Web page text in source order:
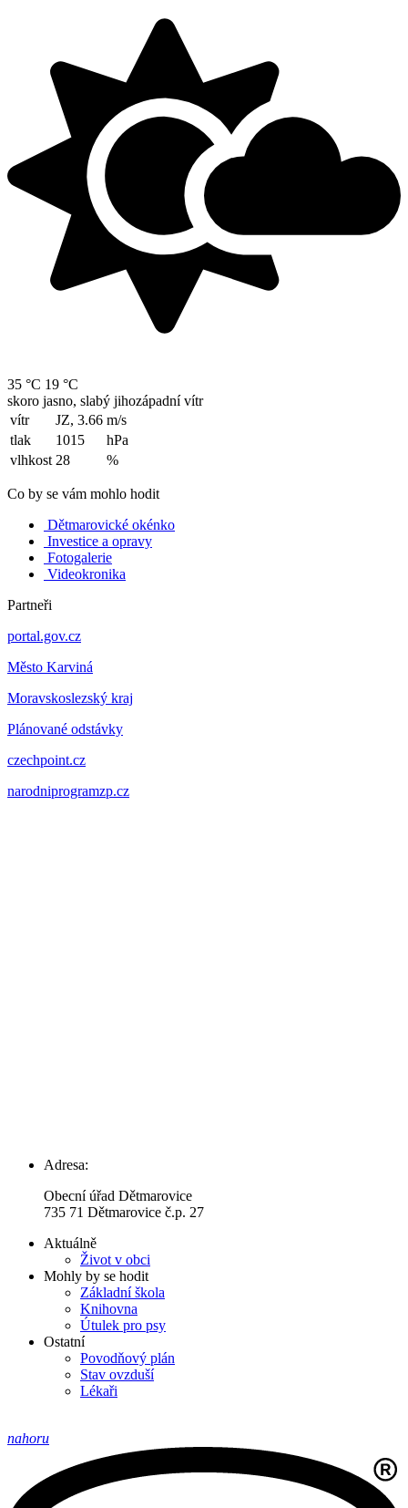
35 °C 19 °C
skoro jasno, slabý jihozápadní vítr
vítr
JZ, 3.66 m/s
tlak
1015
hPa
vlhkost 28 %
Co by se vám mohlo hodit
Dětmarovické okénko
Investice a opravy
Fotogalerie
Videokronika
Partneři
portal.gov.cz
Město Karviná
Moravskoslezský kraj
Plánované odstávky
czechpoint.cz
narodniprogramzp.cz
Adresa:
Obecní úřad Dětmarovice
735 71 Dětmarovice č.p. 27
Aktuálně
Život v obci
Mohly by se hodit
Základní škola
Knihovna
Útulek pro psy
Ostatní
Povodňový plán
Stav ovzduší
Lékaři
nahoru